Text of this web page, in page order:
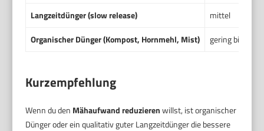
Langzeitdünger (slow release)
mittel
Organischer Dünger (Kompost, Hornmehl, Mist)
gering bis
Kurzempfehlung
Wenn du den Mähaufwand reduzierenwillst, ist organischer
Dünger oder ein qualitativ guter Langzeitdünger die bessere